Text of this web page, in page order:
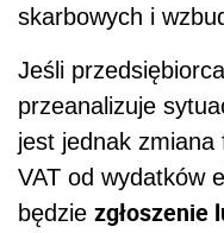
skarbowych i
Jeśli
przeanalizuje
jest jednak
VAT od wydatków
będzie zgłoszenie